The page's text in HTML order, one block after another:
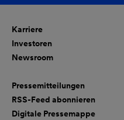
Karriere
Investoren
Newsroom
Pressemitteilungen
RSS-Feed abonnieren
Digitale Pressemappe